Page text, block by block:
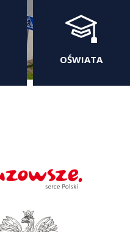
OŚWIATA